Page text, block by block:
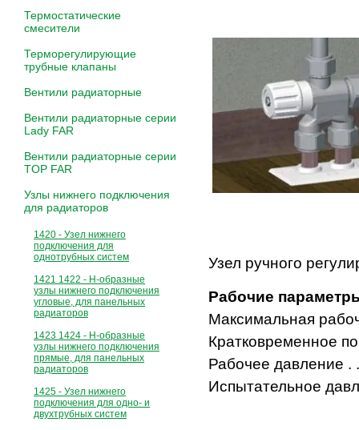
Термостатические
смесители
Терморегулирующие
трубные клапаны
Вентили радиаторные
Вентили радиаторные серии
Lady FAR
Вентили радиаторные серии
TOP FAR
Узлы нижнего подключения
для радиаторов
1420 - Узел нижнего
подключения для
однотрубных систем
1421 1422 - Н-образные
узлы нижнего подключения
угловые, для панельных
радиаторов
1423 1424 - Н-образные
узлы нижнего подключения
прямые, для панельных
радиаторов
1425 - Узел нижнего
подключения для одно- и
двухтрубных систем
Узел ручного
Рабочие
Максимальная
Кратковременное
Рабочее давление .
Испытательное